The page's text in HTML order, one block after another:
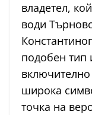
владетел,
води
подобен тип
широка
точка на